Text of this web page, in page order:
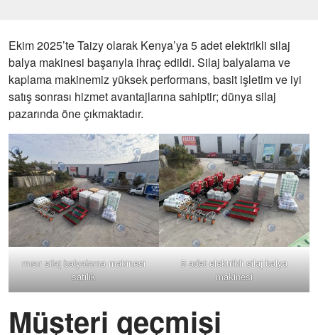
Ekim 2025’te Taizy olarak Kenya’ya 5 adet elektrikli silaj
balya makinesi başarıyla ihraç edildi. Silaj balyalama ve
kaplama makinemiz yüksek performans, basit işletim ve iyi
satış sonrası hizmet avantajlarına sahiptir; dünya silaj
pazarında öne çıkmaktadır.
mısır silaj balyalama makinesi
satılık
5 adet elektrikli silaj balya
makinesi
Müşteri geçmişi